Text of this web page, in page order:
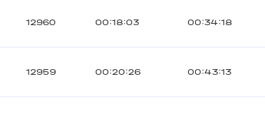
12960 00:18:03 00:34:18
12959 00:20:26 00:43:13